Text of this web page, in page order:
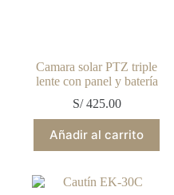
Camara solar PTZ triple
lente con panel y batería
S/425.00
Añadir al carrito